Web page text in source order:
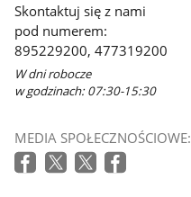
Skontaktuj się z nami
pod numerem:
895229200, 477319200
W dni robocze
w godzinach: 07:30-15:30
MEDIA SPOŁECZNOŚCIOWE: